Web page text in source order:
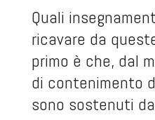
Quali
ricavare da
primo è che, dal
di contenimento
sono sostenuti